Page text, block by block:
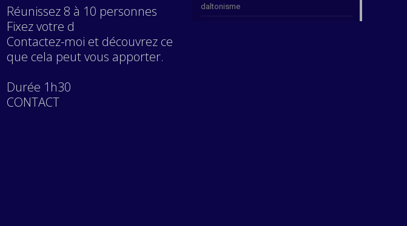
Réunissez 8 à 10 personnes
Fixez votre d
Contactez-moi et découvrez ce
que cela peut vous apporter.
Durée 1h30
CONTACT
daltonisme